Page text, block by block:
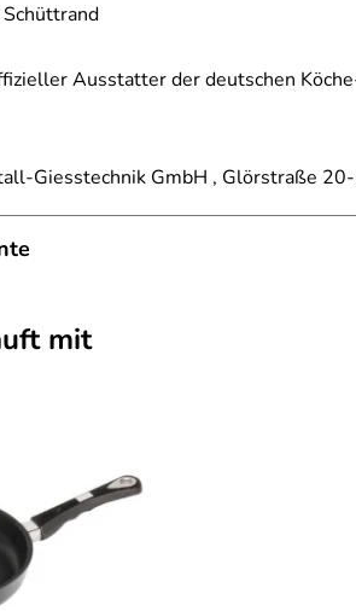
Ausstatter der deutschen
Giesstechnik GmbH , Glörstraße
(52kB)
mit